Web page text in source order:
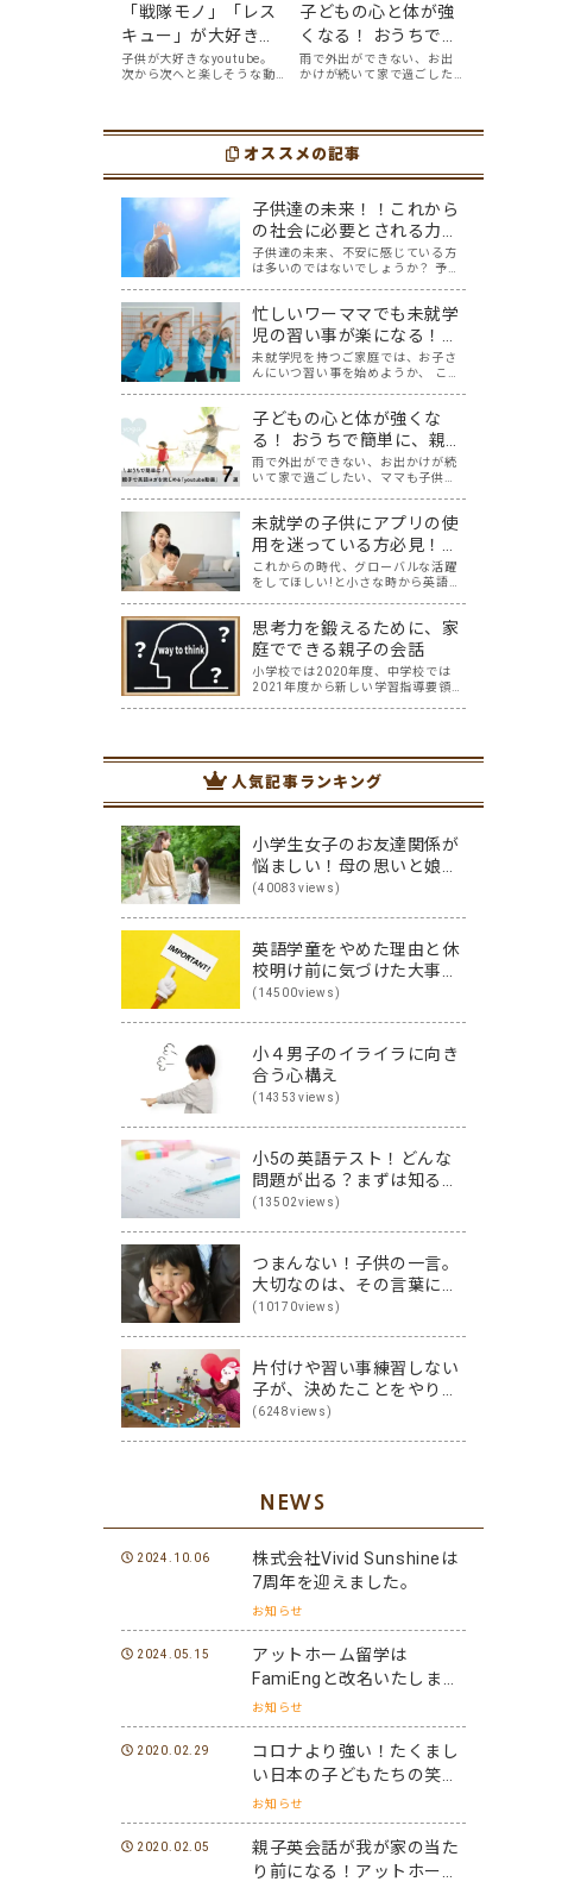
「戦隊モノ」「レス
キュー」が大好きな
年中男児が、自分か
ら好んで見る
選
子供が大好きなyoutube。
次から次へと楽しそうな動
ツールです。アットホーム留
学では、親子の会話・家庭
youtubeやゲーム、アプリ
だ…
子どもの心と体が強
くなる！ おうちで簡
単に、親子で英語ヨ
ガを楽しめる
選
雨で外出ができない、お出
かけが続いて家で過ごした
な時は英語ヨガに親子で挑
戦してみませんか？ 今回の
にオススメの「youtube動
オススメの記事
子供達の未来！！これから
の社会に必要とされる力＜
21世紀型スキル＞
子供達の未来、不安に感じている方
は多いのではないでしょうか？ 予測
点で「将来、アメリカの子どもたち
の65％が今はない職業に就くだろ
う」と言われている現在。 子供達が
社会に…
忙しいワーママでも未就学
児の習い事が楽になる！大
切な3つのポイント
未就学児を持つご家庭では、お子さ
んにいつ習い事を始めようか、 この
ふと周りを見渡すと、 「あっ！あの
子もやってる！」 「あの子はピア
ノ！？」 「あの子は幼児教室！？」
と、す…
子どもの心と体が強くな
る！ おうちで簡単に、親子
で英語ヨガを楽しめる
「youtube動画」７選
雨で外出ができない、お出かけが続
いて家で過ごしたい、ママも子供た
語ヨガに親子で挑戦してみません
か？ 今回の記事では、親子で英語ヨ
ガにオススメの「youtube動画」を
紹介します…
未就学の子供にアプリの使
用を迷っている方必見！お
すすめ無料英語アプリ７選
これからの時代、グローバルな活躍
をしてほしい!と小さな時から英語に
しょうか… そして、色々意見もある
中ですが、オリンピックも始まりま
した。 日本の選手だけでなく、たく
さんの国々…
思考力を鍛えるために、家
庭でできる親子の会話
小学校では2020年度、中学校では
2021年度から新しい学習指導要領が
は、今までの知識だけを問われる問
題から、知…
人気記事ランキング
小学生女子のお友達関係が
悩ましい！母の思いと娘の
思いを伝え合った親子
(40083views)
英語学童をやめた理由と休
校明け前に気づけた大事な
こと
(14500views)
小４男子のイライラに向き
合う心構え
(14353views)
小5の英語テスト！どんな
問題が出る？まずは知るこ
とから始めよう♪
(13502views)
つまんない！子供の一言。
大切なのは、その言葉に隠
された裏の本音です
(10170views)
片付けや習い事練習しない
子が、決めたことをやり切
る子に変身！その方法は？
(6248views)
NEWS
2024.10.06
株式会社Vivid Sunshineは
7周年を迎えました。
お知らせ
2024.05.15
アットホーム留学は
FamiEngと改名いたしまし
た。
お知らせ
2020.02.29
コロナより強い！たくまし
い日本の子どもたちの笑顔
と元気を世界に届けよう！
お知らせ
2020.02.05
親子英会話が我が家の当た
り前になる！アットホーム